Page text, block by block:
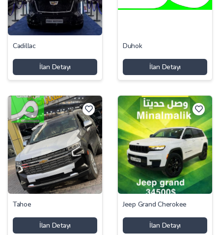
Cadillac
İlan Detayı
Duhok
İlan Detayı
Tahoe
İlan Detayı
Jeep Grand Cherokee
İlan Detayı